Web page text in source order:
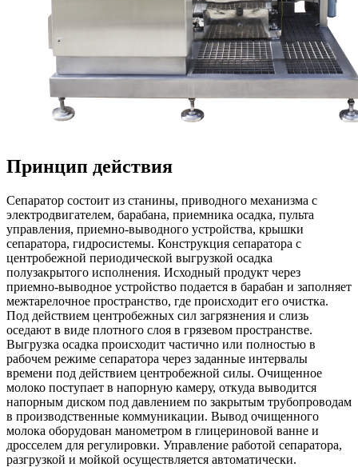
Принцип действия
Сепаратор состоит из станины, приводного механизма с
электродвигателем, барабана, приемника осадка, пульта
управления, приемно-выводного устройства, крышки
сепаратора, гидросистемы. Конструкция сепаратора с
центробежной периодической выгрузкой осадка
полузакрытого исполнения. Исходный продукт через
приемно-выводное устройство подается в барабан и заполняет
межтарелочное пространство, где происходит его очистка.
Под действием центробежных сил загрязнения и слизь
оседают в виде плотного слоя в грязевом пространстве.
Выгрузка осадка происходит частично или полностью в
рабочем режиме сепаратора через заданные интервалы
времени под действием центробежной силы. Очищенное
молоко поступает в напорную камеру, откуда выводится
напорным диском под давлением по закрытым трубопроводам
в производственные коммуникации. Вывод очищенного
молока оборудован манометром в глицериновой ванне и
дросселем для регулировки. Управление работой сепаратора,
разгрузкой и мойкой осуществляется автоматически.